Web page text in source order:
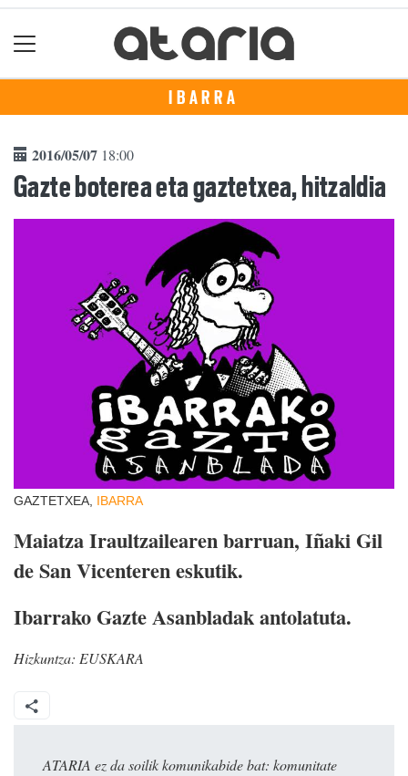
IBARRA
2016/05/07 18:00
Gazte boterea eta gaztetxea, hitzaldia
GAZTETXEA, IBARRA
Maiatza Iraultzailearen barruan, Iñaki Gil
de San Vicenteren eskutik.
Ibarrako Gazte Asanbladak antolatuta.
Hizkuntza: EUSKARA
ATARIA ez da soilik komunikabide bat: komunitate